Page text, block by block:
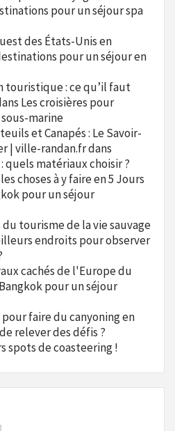
pour un séjour spa
des États-Unis en
pour un séjour en
touristique : ce qu’il faut
Les croisières pour
marine
et Canapés : Le Savoir-
| ville-randan.frdans
quels matériaux choisir ?
choses à y faire en 5 Jours
pour un séjour
tourisme de la vie sauvage
endroits pour observer
cachés de l'Europe du
pour un séjour
faire du canyoning en
relever des défis ?
spots de coasteering !